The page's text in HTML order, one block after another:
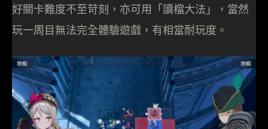
好關卡難度不至苛刻，亦可用「讀檔大法」，當然
玩一周目無法完全體驗遊戲，有相當耐玩度。